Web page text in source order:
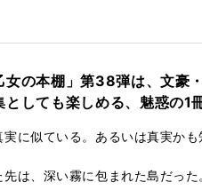
女の本棚」第38弾は、文豪
しても楽しめる、魅惑の1
に似ている。あるいは真実かも
は、深い霧に包まれた島だっ